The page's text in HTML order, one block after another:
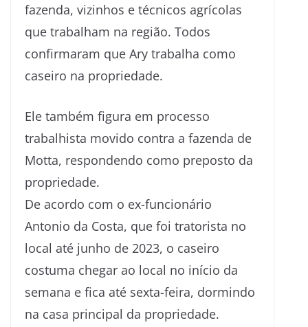
fazenda, vizinhos e técnicos agrícolas
que trabalham na região. Todos
confirmaram que Ary trabalha como
caseiro na propriedade.
Ele também figura em processo
trabalhista movido contra a fazenda de
Motta, respondendo como preposto da
propriedade.
De acordo com o ex-funcionário
Antonio da Costa, que foi tratorista no
local até junho de 2023, o caseiro
costuma chegar ao local no início da
semana e fica até sexta-feira, dormindo
na casa principal da propriedade.